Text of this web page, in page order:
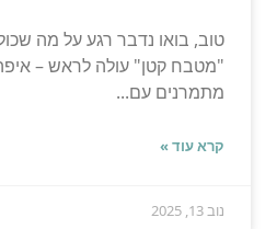
טוב, בואו נדבר רגע על מה
"מטבח קטן" עולה לראש –
מתמרנים עם...
קרא עוד »
נוב 13, 2025